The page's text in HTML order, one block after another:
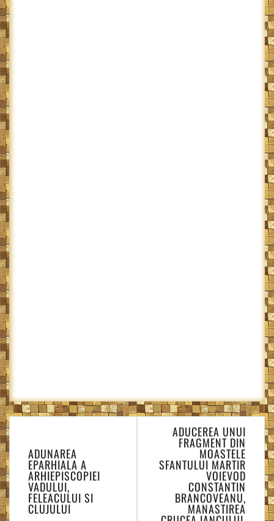
Navigare
în
articole
ADUNAREA
EPARHIALA A
ARHIEPISCOPIEI
VADULUI,
FELEACULUI SI
CLUJULUI
ADUCEREA UNUI
FRAGMENT DIN
MOASTELE
SFANTULUI MARTIR
VOIEVOD
CONSTANTIN
BRANCOVEANU,
MANASTIREA